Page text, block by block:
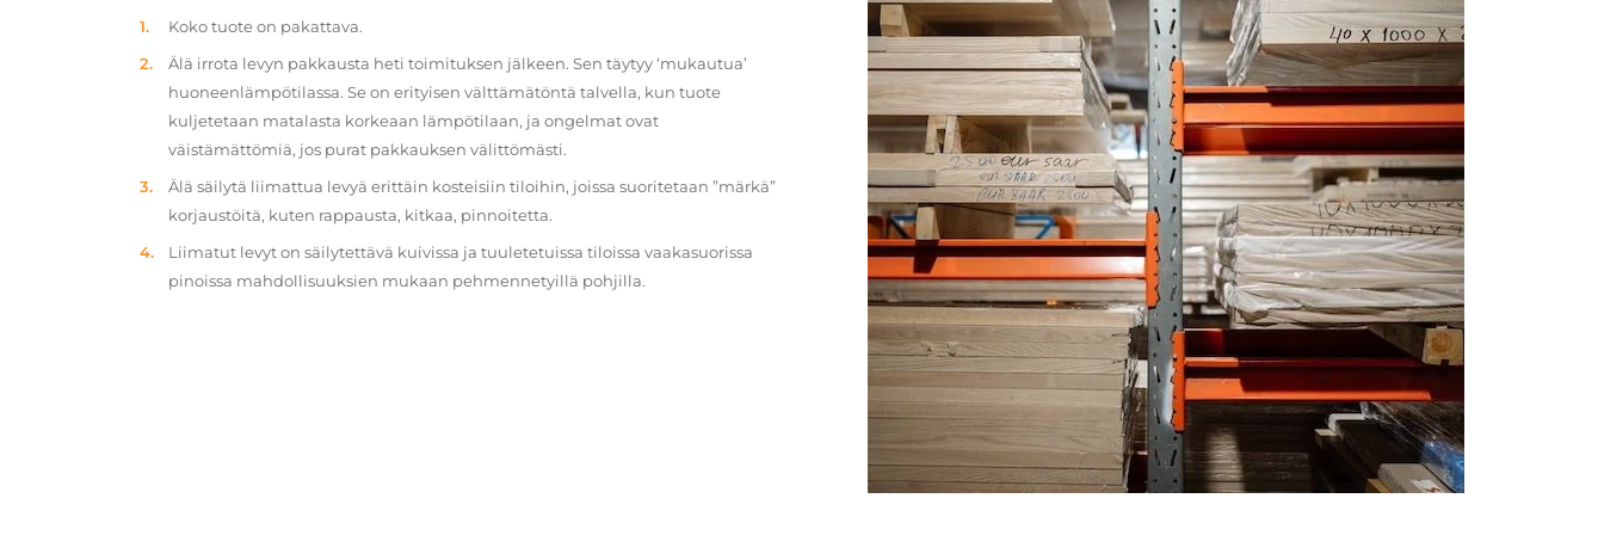
Koko tuote on pakattava.
Älä irrota levyn pakkausta heti toimituksen jälkeen. Sen täytyy ‘mukautua’
huoneenlämpötilassa. Se on erityisen välttämätöntä talvella, kun tuote
kuljetetaan matalasta korkeaan lämpötilaan, ja ongelmat ovat
väistämättömiä, jos purat pakkauksen välittömästi.
Älä säilytä liimattua levyä erittäin kosteisiin tiloihin, joissa suoritetaan ”märkä”
korjaustöitä, kuten rappausta, kitkaa, pinnoitetta.
Liimatut levyt on säilytettävä kuivissa ja tuuletetuissa tiloissa vaakasuorissa
pinoissa mahdollisuuksien mukaan pehmennetyillä pohjilla.